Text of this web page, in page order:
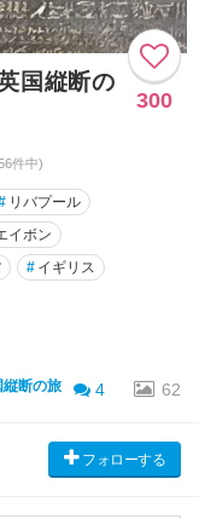
国縦断の
300
件中)
リバプール
イボン
# イギリス
断の旅 4 62
フォローする